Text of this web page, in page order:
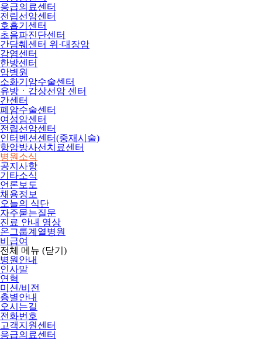
응급의료센터
전립선암센터
호흡기센터
초음파진단센터
간담췌센터 위·대장암
감염센터
한방센터
암병원
소화기암수술센터
유방ㆍ갑상선암 센터
간센터
폐암수술센터
여성암센터
전립선암센터
인터벤션센터(중재시술)
항암방사선치료센터
병원소식
공지사항
기타소식
언론보도
채용정보
오늘의 식단
자주묻는질문
진료 안내 영상
온그룹계열병원
비급여
전체 메뉴 (닫기)
병원안내
인사말
연혁
미션/비전
층별안내
오시는길
전화번호
고객지원센터
응급의료센터